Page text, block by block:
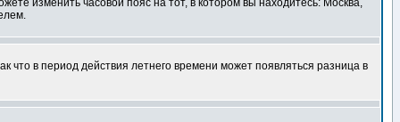
изменить часовой пояс на тот, в котором вы находитесь: Москва,
в период действия летнего времени может появляться разница в